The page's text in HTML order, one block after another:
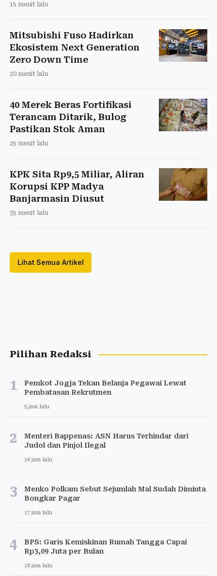
15 menit lalu
Mitsubishi Fuso Hadirkan
Ekosistem Next Generation
Zero Down Time
20 menit lalu
40 Merek Beras Fortifikasi
Terancam Ditarik, Bulog
Pastikan Stok Aman
25 menit lalu
KPK Sita Rp9,5 Miliar, Aliran
Korupsi KPP Madya
Banjarmasin Diusut
35 menit lalu
Lihat Semua Artikel
Pilihan Redaksi
1
Pemkot Jogja Tekan Belanja Pegawai Lewat
Pembatasan Rekrutmen
5 jam lalu
2
Menteri Bappenas: ASN Harus Terhindar dari
Judol dan Pinjol Ilegal
16 jam lalu
3
Menko Polkam Sebut Sejumlah Mal Sudah Diminta
Bongkar Pagar
17 jam lalu
4
BPS: Garis Kemiskinan Rumah Tangga Capai
Rp3,09 Juta per Bulan
18 jam lalu